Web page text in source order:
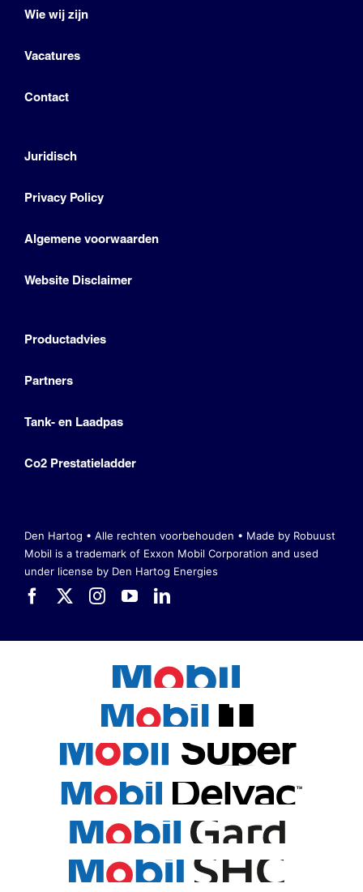
Wie wij zijn
Vacatures
Contact
Juridisch
Privacy Policy
Algemene voorwaarden
Website Disclaimer
Productadvies
Partners
Tank- en Laadpas
Co2 Prestatieladder
Den Hartog • Alle rechten voorbehouden • Made by Robuust
Mobil is a trademark of Exxon Mobil Corporation and used
under license by Den Hartog Energies